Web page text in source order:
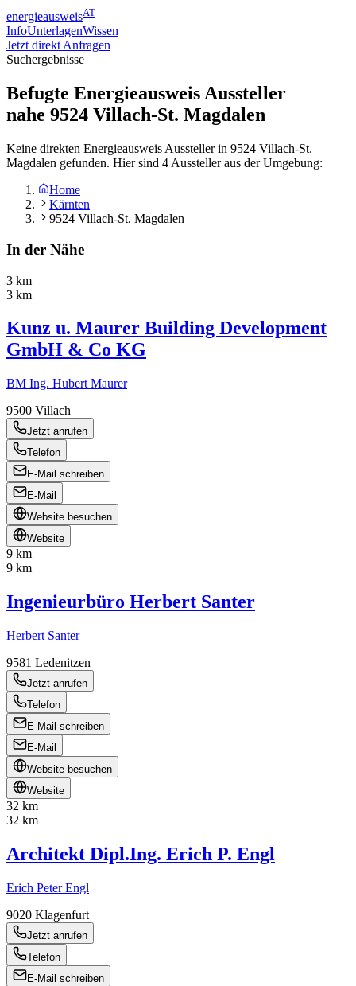
energieausweisAT
InfoUnterlagenWissen
Jetzt direkt Anfragen
Suchergebnisse
Befugte Energieausweis Aussteller
nahe 9524 Villach-St. Magdalen
Keine direkten Energieausweis Aussteller in 9524 Villach-St.
Magdalen gefunden. Hier sind 4 Aussteller aus der Umgebung:
Home
Kärnten
9524 Villach-St. Magdalen
In der Nähe
3 km
3 km
Kunz u. Maurer Building Development
GmbH & Co KG
BM Ing. Hubert Maurer
9500 Villach
Jetzt anrufen
Telefon
E-Mail schreiben
E-Mail
Website besuchen
Website
9 km
9 km
Ingenieurbüro Herbert Santer
Herbert Santer
9581 Ledenitzen
Jetzt anrufen
Telefon
E-Mail schreiben
E-Mail
Website besuchen
Website
32 km
32 km
Architekt Dipl.Ing. Erich P. Engl
Erich Peter Engl
9020 Klagenfurt
Jetzt anrufen
Telefon
E-Mail schreiben